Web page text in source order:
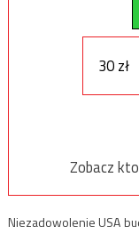
30 zł
Zobacz
Niezadowolenie USA